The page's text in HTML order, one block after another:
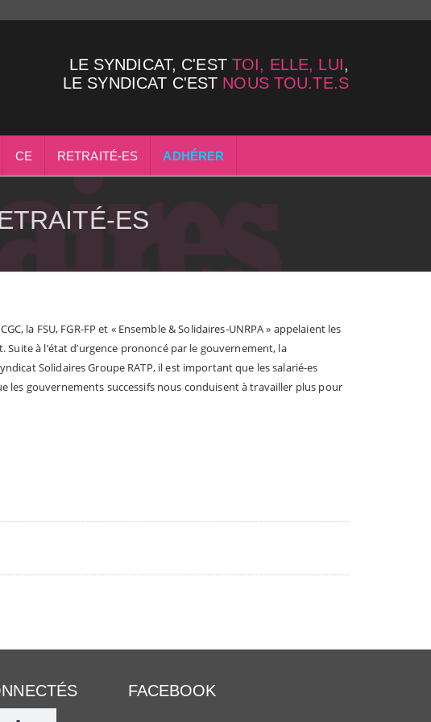
LE SYNDICAT, C'ESTTOI, ELLE, LUI,
LE SYNDICAT C'EST NOUS TOU.TE.S
CE RETRAITÉ-ES ADHÉRER
ES
la FSU, FGR-FP et « Ensemble & Solidaires-UNRPA » appelaient les
à l’état d’urgence prononcé par le gouvernement, la
Solidaires Groupe RATP, il est important que les salarié-es
les gouvernements successifs nous conduisent à travailler plus pour
FACEBOOK